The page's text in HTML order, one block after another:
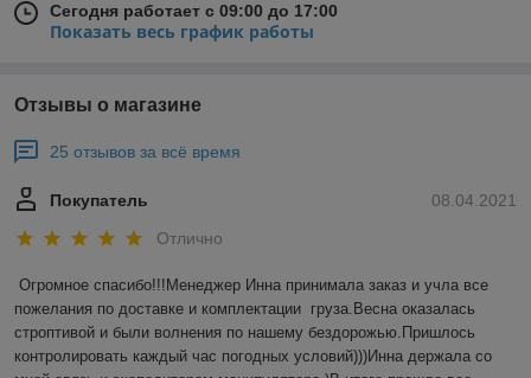
Сегодня работает с 09:00 до 17:00
Показать весь график работы
Отзывы о магазине
25 отзывов за всё время
08.04.2021
Покупатель
Отлично
Огромное спасибо!!!Менеджер Инна принимала заказ и учла все
пожелания по доставке и комплектации  груза.Весна оказалась
строптивой и были волнения по нашему бездорожью.Пришлось
контролировать каждый час погодных условий)))Инна держала со